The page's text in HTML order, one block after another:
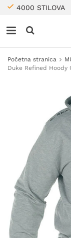
4000 STILOVA
Početna stranica
Duke Refined Hoody